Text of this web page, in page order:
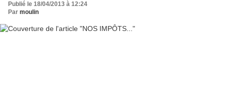
Publié le 18/04/2013 à 12:24
Par moulin